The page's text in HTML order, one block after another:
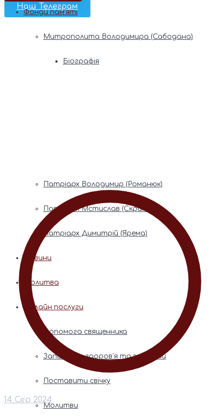
Наш Телеграм
Фонди пам’яті
Митрополита Володимира (Сабодана)
Біографія
Патріарх Володимир (Романюк)
Патріарх Мстислав (Скрипник)
Патріарх Димитрій (Ярема)
Новини
Молитва
Онлайн послуги
Допомога священника
Записки за здоров’я та за упокій
Поставити свічку
Молитви
14 Сер 2024